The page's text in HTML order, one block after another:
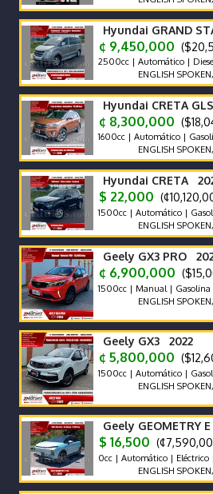
Hyundai GRAND
¢ 9,450,000
2500cc | Automático |
ENGLISH SPOKEN,
Hyundai CRETA
¢ 8,300,000
1600cc | Automático |
ENGLISH SPOKEN,
Hyundai CRETA
$ 22,000
1500cc | Automático |
ENGLISH SPOKEN,
Geely GX3 PRO
¢ 6,900,000
1500cc | Manual | Gasolina
ENGLISH SPOKEN,
Geely GX3 2022
¢ 5,800,000
1500cc | Automático |
ENGLISH SPOKEN,
Geely GEOMETRY
$ 16,500
0cc | Automático | Eléctrico
ENGLISH SPOKEN,